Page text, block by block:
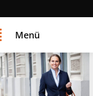
Menü